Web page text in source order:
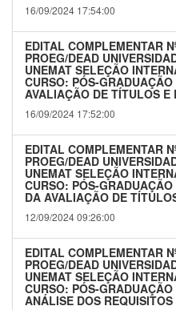
16/09/2024 17:54:00
EDITAL COMPLEMENTAR
PROEG/DEAD
UNEMAT SELEÇÃO
CURSO: PÓS-
AVALIAÇÃO DE TÍTULOS E
16/09/2024 17:52:00
EDITAL COMPLEMENTAR
PROEG/DEAD
UNEMAT SELEÇÃO
CURSO: PÓS-
DA AVALIAÇÃO DE
12/09/2024 09:26:00
EDITAL COMPLEMENTAR
PROEG/DEAD
UNEMAT SELEÇÃO
CURSO: PÓS-
ANÁLISE DOS